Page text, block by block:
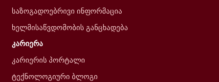
საზოგადოებრივი ინფორმაცია
ხელმისაწვდომობის განცხადება
კარიერა
კარიერის პორტალი
ტექნოლოგიური ბლოგი